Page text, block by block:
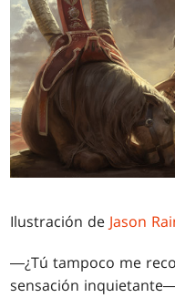
Ilustración de Jason
―¿Tú tampoco me
sensación